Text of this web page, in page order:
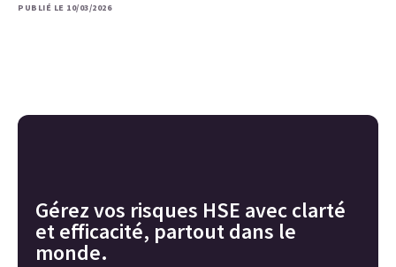
PUBLIÉ LE 10/03/2026
Gérez vos risques HSE avec clarté
et efficacité, partout dans le
monde.